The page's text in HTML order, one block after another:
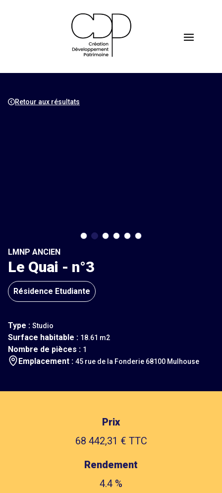
Retour aux résultats
LMNP ANCIEN
Le Quai - n°3
Résidence Etudiante
Type : Studio
Surface habitable : 18.61 m2
Nombre de pièces : 1
Emplacement : 45 rue de la Fonderie 68100 Mulhouse
Prix
68 442,31 € TTC
Rendement
4.4 %